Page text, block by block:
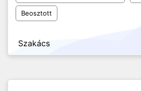
Beosztott
Szakács